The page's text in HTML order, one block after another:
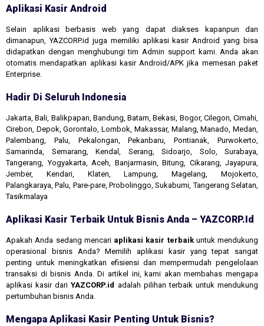
Aplikasi Kasir Android
Selain aplikasi berbasis web yang dapat diakses kapanpun dan
dimanapun, YAZCORP.id juga memiliki aplikasi kasir Android yang bisa
didapatkan dengan menghubungi tim Admin support kami. Anda akan
otomatis mendapatkan aplikasi kasir Android/APK jika memesan paket
Enterprise.
Hadir Di Seluruh Indonesia
Jakarta, Bali, Balikpapan, Bandung, Batam, Bekasi, Bogor, Cilegon, Cimahi,
Cirebon, Depok, Gorontalo, Lombok, Makassar, Malang, Manado, Medan,
Palembang, Palu, Pekalongan, Pekanbaru, Pontianak, Purwokerto,
Samarinda, Semarang, Kendal, Serang, Sidoarjo, Solo, Surabaya,
Tangerang, Yogyakarta, Aceh, Banjarmasin, Bitung, Cikarang, Jayapura,
Jember, Kendari, Klaten, Lampung, Magelang, Mojokerto,
Palangkaraya, Palu, Pare-pare, Probolinggo, Sukabumi, Tangerang Selatan,
Tasikmalaya
Aplikasi Kasir Terbaik Untuk Bisnis Anda – YAZCORP.id
Apakah Anda sedang mencari aplikasi kasir terbaikuntuk mendukung
operasional bisnis Anda? Memilih aplikasi kasir yang tepat sangat
penting untuk meningkatkan efisiensi dan mempermudah pengelolaan
transaksi di bisnis Anda. Di artikel ini, kami akan membahas mengapa
aplikasi kasir dariYAZCORP.id adalah pilihan terbaik untuk mendukung
pertumbuhan bisnis Anda.
Mengapa Aplikasi Kasir Penting Untuk Bisnis?